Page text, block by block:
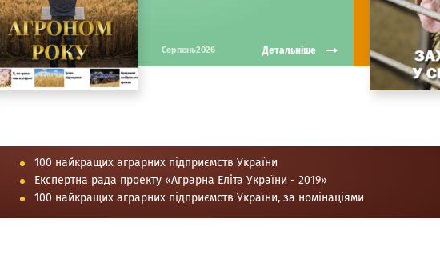
Серпень2026 Детальніше
100 найкращих аграрних підприємств України
Експертна рада проекту «Аграрна Еліта України - 2019»
100 найкращих аграрних підприємств України, за номінаціями